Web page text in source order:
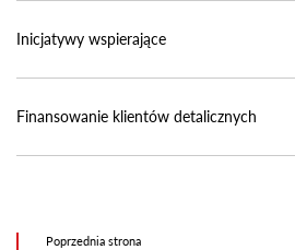
Inicjatywy wspierające
Finansowanie klientów detalicznych
Poprzednia strona